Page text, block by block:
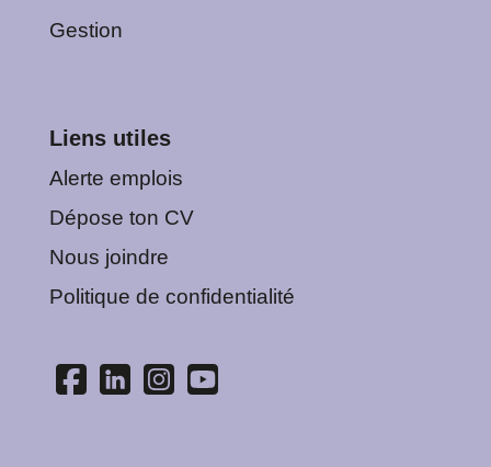
Gestion
Liens utiles
Alerte emplois
Dépose ton CV
Nous joindre
Politique de confidentialité